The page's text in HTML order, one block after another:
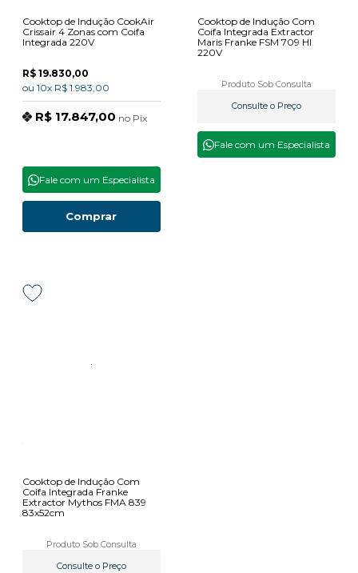
Cooktop de Indução CookAir
Crissair 4 Zonas com Coifa
Integrada 220V
R$ 19.830,00
ou 10x R$ 1.983,00
R$ 17.847,00 no Pix
Comprar
Fale com um Especialista
Cooktop de Indução Com
Coifa Integrada Extractor
Maris Franke FSM 709 HI
220V
Produto Sob Consulta
Consulte o Preço
Fale com um Especialista
Cooktop de Indução Com
Coifa Integrada Franke
Extractor Mythos FMA 839
83x52cm
Produto Sob Consulta
Consulte o Preço